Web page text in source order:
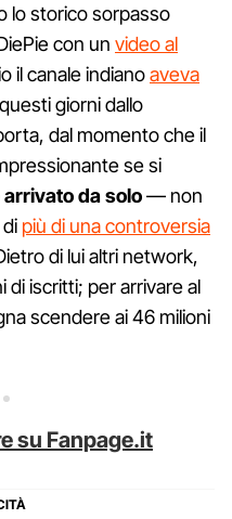
lo storico sorpasso
con un video al
il canale indianoaveva
giorni dallo
dal momento che il
se si
da solo— non
più di una controversia
di lui altri network,
di iscritti; per arrivare al
scendere ai 46 milioni
su Fanpage.it